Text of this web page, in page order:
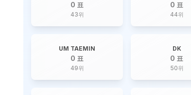
0 표
43위
0 표
44위
UM TAEMIN
0 표
49위
DK
0 표
50위